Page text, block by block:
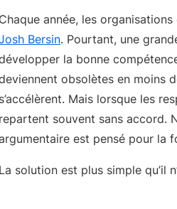
Chaque année, les
Bersin. Pourtant, une
la bonne
obsolètes en moins
s’accélèrent. Mais lorsque les
repartent souvent sans accord.
est pensé pour la
La solution est plus simple qu’il